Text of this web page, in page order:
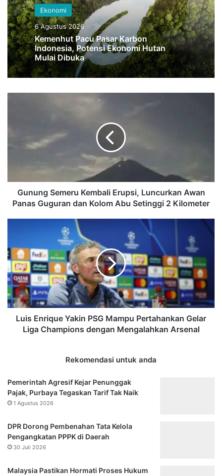
Ekonomi
6 Agustus 2026
Kemenhut Pacu Pasar Karbon
Indonesia, Potensi Ekonomi Hutan
Mulai Dibuka
dan
Kolom
Abu
Gunung Semeru Kembali Erupsi, Luncurkan Awan
Panas Guguran dan Kolom Abu Setinggi 2 Kilometer
PSG
Mampu
Pertahankan
Gelar
Liga
Champions
dengan
Mengalahkan
Luis Enrique Yakin PSG Mampu Pertahankan Gelar
Liga Champions dengan Mengalahkan Arsenal
Rekomendasi untuk anda
Pemerintah Agresif Kejar Penunggak
Pajak, Purbaya Tegaskan Tarif Tak Naik
1 Agustus 2026
DPR Dorong Pembenahan Tata Kelola
Pengangkatan PPPK di Daerah
30 Juli 2026
Malaysia Pastikan Hormati Proses Hukum